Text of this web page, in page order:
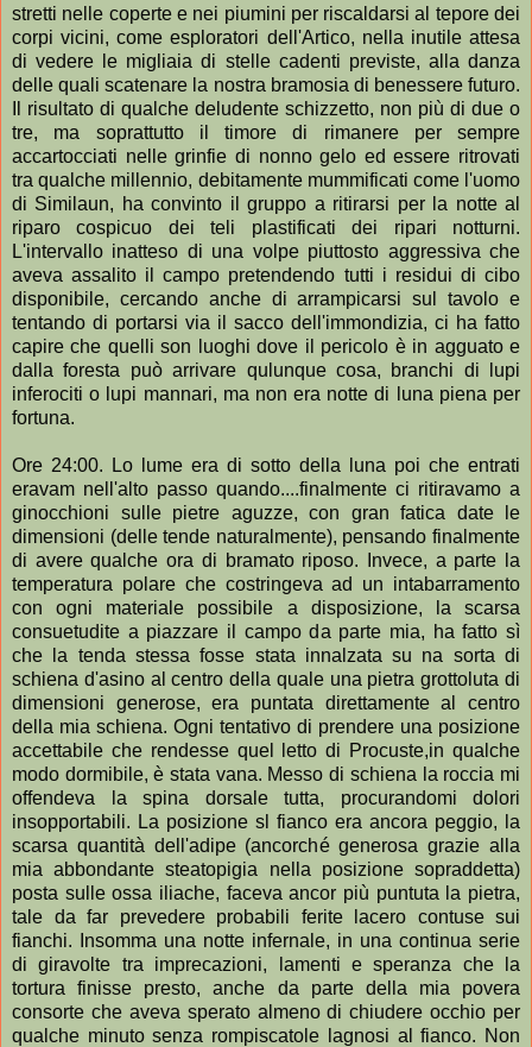
stretti nelle coperte e nei piumini per riscaldarsi al tepore dei
corpi vicini, come esploratori dell'Artico, nella inutile attesa
di vedere le migliaia di stelle cadenti previste, alla danza
delle quali scatenare la nostra bramosia di benessere futuro.
Il risultato di qualche deludente schizzetto, non più di due o
tre, ma soprattutto il timore di rimanere per sempre
accartocciati nelle grinfie di nonno gelo ed essere ritrovati
tra qualche millennio, debitamente mummificati come l'uomo
di Similaun, ha convinto il gruppo a ritirarsi per la notte al
riparo cospicuo dei teli plastificati dei ripari notturni.
L'intervallo inatteso di una volpe piuttosto aggressiva che
aveva assalito il campo pretendendo tutti i residui di cibo
disponibile, cercando anche di arrampicarsi sul tavolo e
tentando di portarsi via il sacco dell'immondizia, ci ha fatto
capire che quelli son luoghi dove il pericolo è in agguato e
dalla foresta può arrivare qulunque cosa, branchi di lupi
inferociti o lupi mannari, ma non era notte di luna piena per
fortuna.
Ore 24:00. Lo lume era di sotto della luna poi che entrati
eravam nell'alto passo quando....finalmente ci ritiravamo a
ginocchioni sulle pietre aguzze, con gran fatica date le
dimensioni (delle tende naturalmente), pensando finalmente
di avere qualche ora di bramato riposo. Invece, a parte la
temperatura polare che costringeva ad un intabarramento
con ogni materiale possibile a disposizione, la scarsa
consuetudite a piazzare il campo da parte mia, ha fatto sì
che la tenda stessa fosse stata innalzata su na sorta di
schiena d'asino al centro della quale una pietra grottoluta di
dimensioni generose, era puntata direttamente al centro
della mia schiena. Ogni tentativo di prendere una posizione
accettabile che rendesse quel letto di Procuste,in qualche
modo dormibile, è stata vana. Messo di schiena la roccia mi
offendeva la spina dorsale tutta, procurandomi dolori
insopportabili. La posizione sl fianco era ancora peggio, la
scarsa quantità dell'adipe (ancorché generosa grazie alla
mia abbondante steatopigia nella posizione sopraddetta)
posta sulle ossa iliache, faceva ancor più puntuta la pietra,
tale da far prevedere probabili ferite lacero contuse sui
fianchi. Insomma una notte infernale, in una continua serie
di giravolte tra imprecazioni, lamenti e speranza che la
tortura finisse presto, anche da parte della mia povera
consorte che aveva sperato almeno di chiudere occhio per
qualche minuto senza rompiscatole lagnosi al fianco. Non